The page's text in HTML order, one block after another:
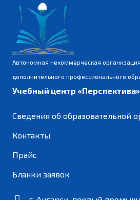
Автономная некоммерческая организация
дополнительного профессионального
Учебный центр «Перспектива»
Сведения об образовательной
Контакты
Прайс
Бланки заявок